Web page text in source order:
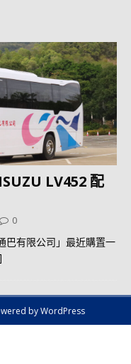
LV452 配
0
巴有限公司」最近購置一
by WordPress